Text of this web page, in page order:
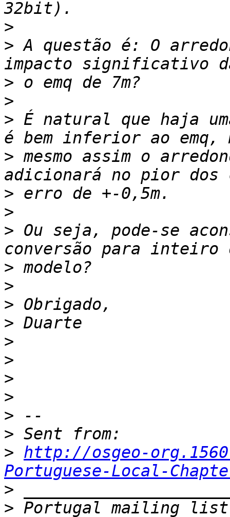
>
> A questão é: O
>
>
> É natural que haja
> mesmo assim o
>
>
> Ou seja, pode-se
>
>
>
>
>
>
>
>
>
>
> http://osgeo-
Portuguese-Local-
>
>